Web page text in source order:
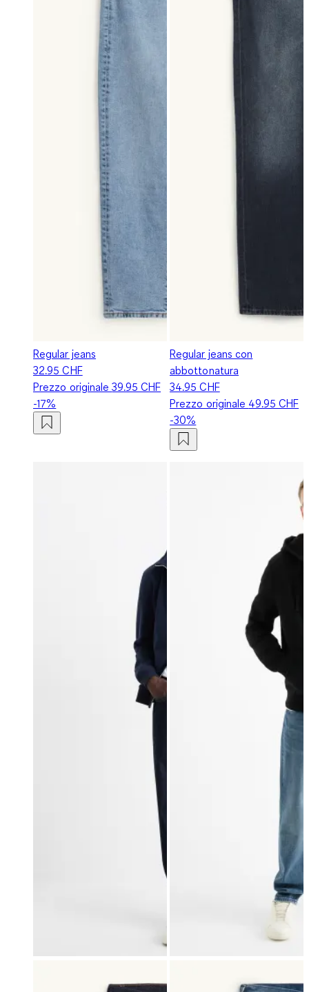
Regular jeans
32.95 CHF
Prezzo originale39.95 CHF
-17%
Regular jeans con
abbottonatura
34.95 CHF
Prezzo originale 49.95 CHF
-30%